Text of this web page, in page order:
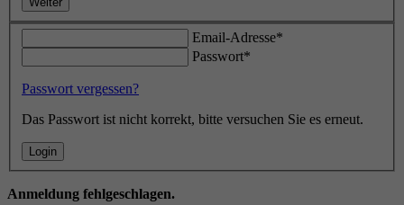
Email-Adresse*
Passwort*
Passwort vergessen?
Das Passwort ist nicht korrekt, bitte versuchen Sie es erneut.
Login
Anmeldung fehlgeschlagen.